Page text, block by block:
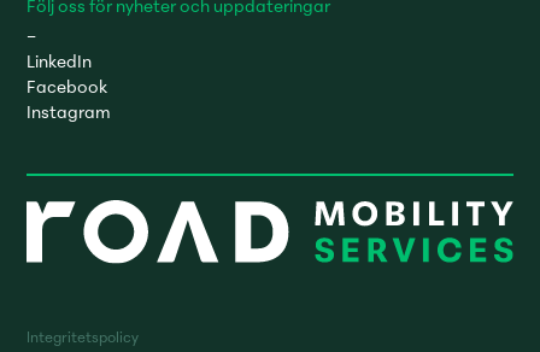
Följ oss för nyheter och uppdateringar
–
LinkedIn
Facebook
Instagram
Integritetspolicy